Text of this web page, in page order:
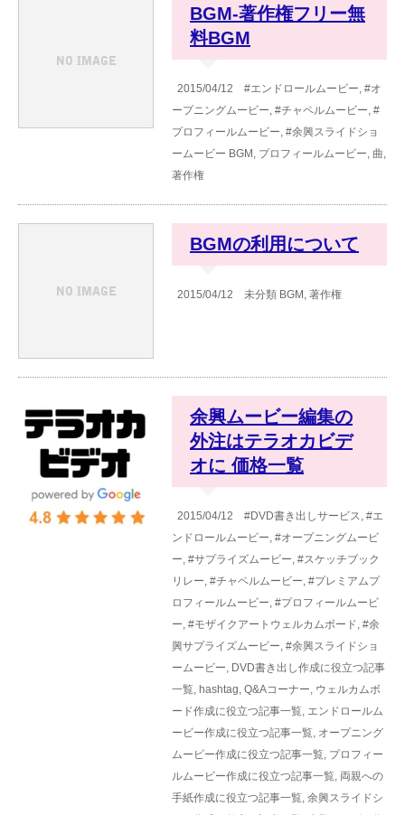
BGM-著作権フリー無
料BGM
2015/04/12 #エンドロールムービー, #オ
ープニングムービー, #チャペルムービー, #
プロフィールムービー, #余興スライドショ
ームービー BGM , プロフィールムービー, 曲,
著作権
BGMの利用について
2015/04/12 未分類 BGM , 著作権
余興ムービー編集の
外注はテラオカビデ
オに 価格一覧
2015/04/12 #DVD書き出しサービス, #エ
ンドロールムービー, #オープニングムービ
ー, #サプライズムービー, #スケッチブック
リレー, #チャペルムービー, #プレミアムプ
ロフィールムービー, #プロフィールムービ
ー, #モザイクアートウェルカムボード, #余
興サプライズムービー, #余興スライドショ
ームービー, DVD書き出し作成に役立つ記事
一覧, hashtag, Q&Aコーナー, ウェルカムボ
ード作成に役立つ記事一覧, エンドロールム
ービー作成に役立つ記事一覧, オープニング
ムービー作成に役立つ記事一覧, プロフィー
ルムービー作成に役立つ記事一覧, 両親への
手紙作成に役立つ記事一覧, 余興スライドシ